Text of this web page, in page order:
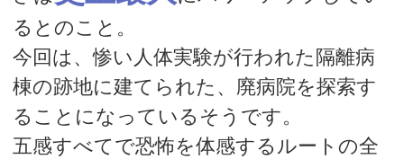
るとのこと。
今回は、惨い人体実験が行われた隔離病
棟の跡地に建てられた、廃病院を探索す
ることになっているそうです。
五感すべてで恐怖を体感するルートの全